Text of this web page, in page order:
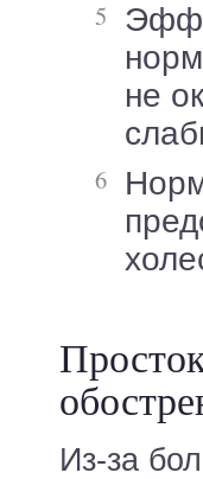
Эффективно борется с запорами,
не
Нормализует жировой обмен,
Из-за